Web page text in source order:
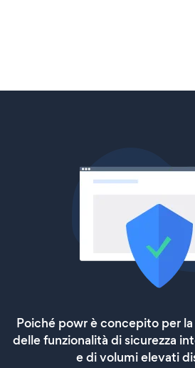
Poiché powr è concepito per
delle funzionalità di sicurezza
e di volumi elevati